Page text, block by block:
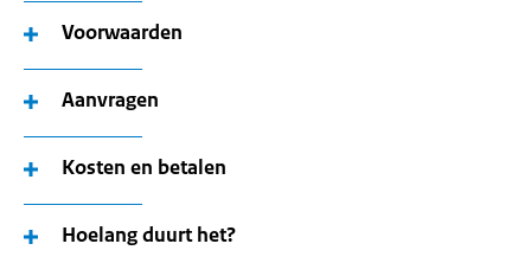
Voorwaarden
Aanvragen
Kosten en betalen
Hoelang duurt het?